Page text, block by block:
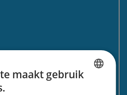
maakt gebruik